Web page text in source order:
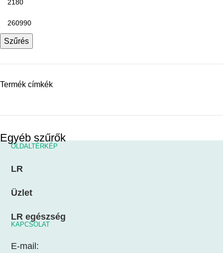
Szűrés
Termék címkék
Egyéb szűrők
OLDALTÉRKÉP
LR
Üzlet
LR egészség
KAPCSOLAT
E-mail: